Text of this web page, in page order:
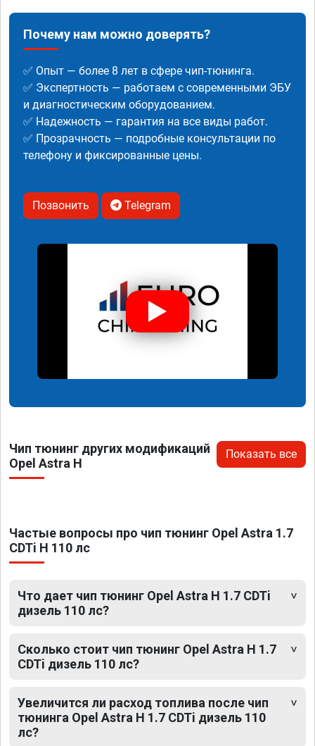
Почему нам можно доверять?
✅ Опыт — более 8 лет в сфере чип-тюнинга.
✅ Экспертность — работаем с современными ЭБУ
и диагностическим оборудованием.
✅ Надежность — гарантия на все виды работ.
✅ Прозрачность — подробные консультации по
телефону и фиксированные цены.
Позвонить Telegram
Чип тюнинг других модификаций
Opel Astra H
Показать все
Частые вопросы про чип тюнинг Opel Astra 1.7
CDTi H 110 лс
Что дает чип тюнинг Opel Astra H 1.7 CDTi
дизель 110 лс?
Сколько стоит чип тюнинг Opel Astra H 1.7
CDTi дизель 110 лс?
Увеличится ли расход топлива после чип
тюнинга Opel Astra H 1.7 CDTi дизель 110
лс?